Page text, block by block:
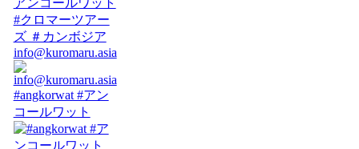
info@kuromaru.asia
#angkorwat #アン
コールワット